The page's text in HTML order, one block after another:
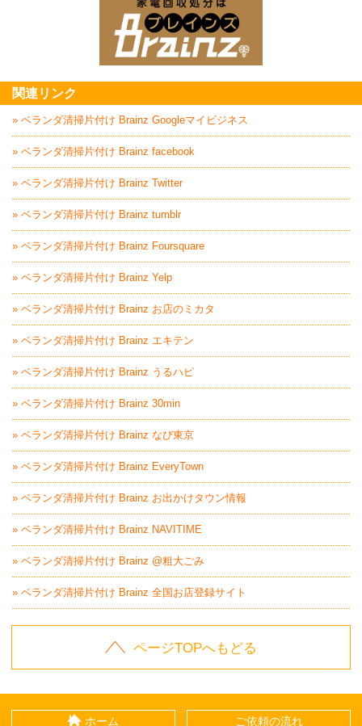
関連リンク
» ベランダ清掃片付け Brainz Googleマイビジネス
» ベランダ清掃片付け Brainz facebook
» ベランダ清掃片付け Brainz Twitter
» ベランダ清掃片付け Brainz tumblr
» ベランダ清掃片付け Brainz Foursquare
» ベランダ清掃片付け Brainz Yelp
» ベランダ清掃片付け Brainz お店のミカタ
» ベランダ清掃片付け Brainz エキテン
» ベランダ清掃片付け Brainz うるハピ
» ベランダ清掃片付け Brainz 30min
» ベランダ清掃片付け Brainz なび東京
» ベランダ清掃片付け Brainz EveryTown
» ベランダ清掃片付け Brainz お出かけタウン情報
» ベランダ清掃片付け Brainz NAVITIME
» ベランダ清掃片付け Brainz @粗大ごみ
» ベランダ清掃片付け Brainz 全国お店登録サイト
ページTOPへもどる
ホーム ご依頼の流れ